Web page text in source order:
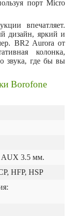
порт Micro
впечатляет.
дизайн, яркий и
BR2 Aurora от
колонка,
звука, где бы вы
Borofone
AUX 3.5 мм.
HFP, HSP